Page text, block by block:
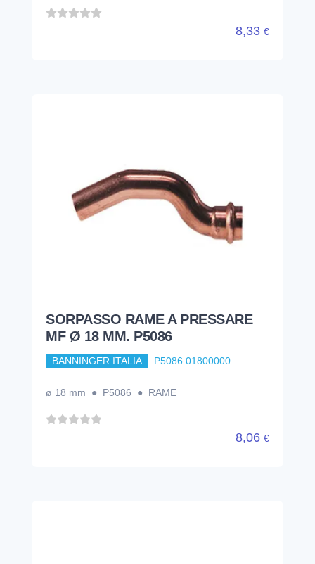
8,33 €
SORPASSO RAME A PRESSARE
MF Ø 18 MM. P5086
BANNINGER ITALIA P5086 01800000
ø 18 mm ● P5086 ● RAME
8,06 €